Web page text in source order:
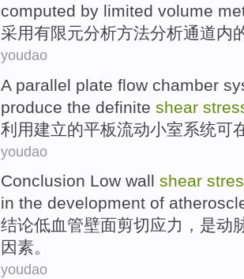
computed by limited volume
采用有限元分析方法分析通道内
youdao
A parallel plate flow chamber
produce the definite shear
利用建立的平板流动小室系统可
youdao
Conclusion Low wall shear
in the development of
结论低血管壁面剪切应力 ， 是动
因素。
youdao